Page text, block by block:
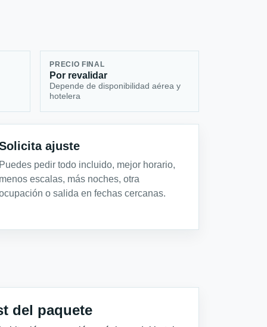
PRECIO FINAL
Por revalidar
Depende de disponibilidad aérea y
hotelera
ajuste
Puedes pedir todo incluido, mejor horario,
menos escalas, más noches, otra
o salida en fechas cercanas.
del paquete